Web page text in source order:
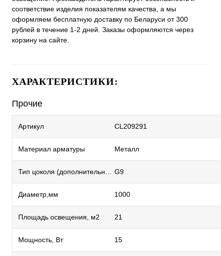
соответствие изделия показателям качества, а мы
оформляем бесплатную доставку по Беларуси от 300
рублей в течение 1-2 дней. Заказы оформляются через
корзину на сайте.
ХАРАКТЕРИСТИКИ:
Прочие
Артикул CL209291
Материал арматуры Металл
G9
Диаметр,мм 1000
Площадь освещения, м2 21
Мощность, Вт 15